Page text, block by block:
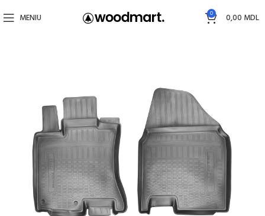
MENIU 0 0,00 MDL